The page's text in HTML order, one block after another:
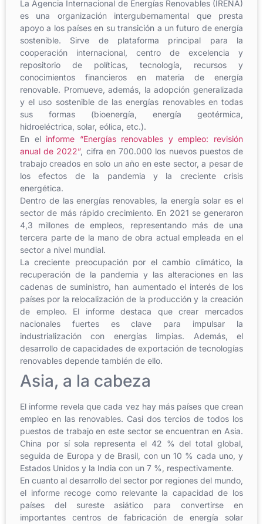
La Agencia Internacional de Energías Renovables (IRENA)
es una organización intergubernamental que presta
apoyo a los países en su transición a un futuro de energía
sostenible. Sirve de plataforma principal para la
cooperación internacional, centro de excelencia y
repositorio de políticas, tecnología, recursos y
conocimientos financieros en materia de energía
renovable. Promueve, además, la adopción generalizada
y el uso sostenible de las energías renovables en todas
sus formas (bioenergía, energía geotérmica,
hidroeléctrica, solar, eólica, etc.).
En el informe “Energías renovables y empleo: revisión
anual de 2022”, cifra en 700.000 los nuevos puestos de
trabajo creados en solo un año en este sector, a pesar de
los efectos de la pandemia y la creciente crisis
energética.
Dentro de las energías renovables, la energía solar es el
sector de más rápido crecimiento. En 2021 se generaron
4,3 millones de empleos, representando más de una
tercera parte de la mano de obra actual empleada en el
sector a nivel mundial.
La creciente preocupación por el cambio climático, la
recuperación de la pandemia y las alteraciones en las
cadenas de suministro, han aumentado el interés de los
países por la relocalización de la producción y la creación
de empleo. El informe destaca que crear mercados
nacionales fuertes es clave para impulsar la
industrialización con energías limpias. Además, el
desarrollo de capacidades de exportación de tecnologías
renovables depende también de ello.
Asia, a la cabeza
El informe revela que cada vez hay más países que crean
empleo en las renovables. Casi dos tercios de todos los
puestos de trabajo en este sector se encuentran en Asia.
China por sí sola representa el 42 % del total global,
seguida de Europa y de Brasil, con un 10 % cada uno, y
Estados Unidos y la India con un 7 %, respectivamente.
En cuanto al desarrollo del sector por regiones del mundo,
el informe recoge como relevante la capacidad de los
países del sureste asiático para convertirse en
importantes centros de fabricación de energía solar